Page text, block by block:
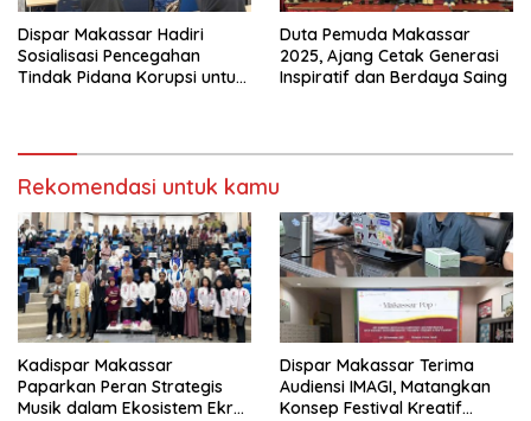
Dispar Makassar Hadiri
Sosialisasi Pencegahan
Tindak Pidana Korupsi untuk
Duta Pemuda Makassar
2025, Ajang Cetak Generasi
Inspiratif dan Berdaya Saing
Rekomendasi untuk kamu
Kadispar Makassar
Paparkan Peran Strategis
Musik dalam Ekosistem Ekraf
Dispar Makassar Terima
Audiensi IMAGI, Matangkan
Konsep Festival Kreatif